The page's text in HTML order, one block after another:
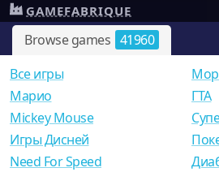
Browse games 41960
GAMEFABRIQUE
Все игры
Mарио
Mickey Mouse
Игры Дисней
Need For Speed
ГТА